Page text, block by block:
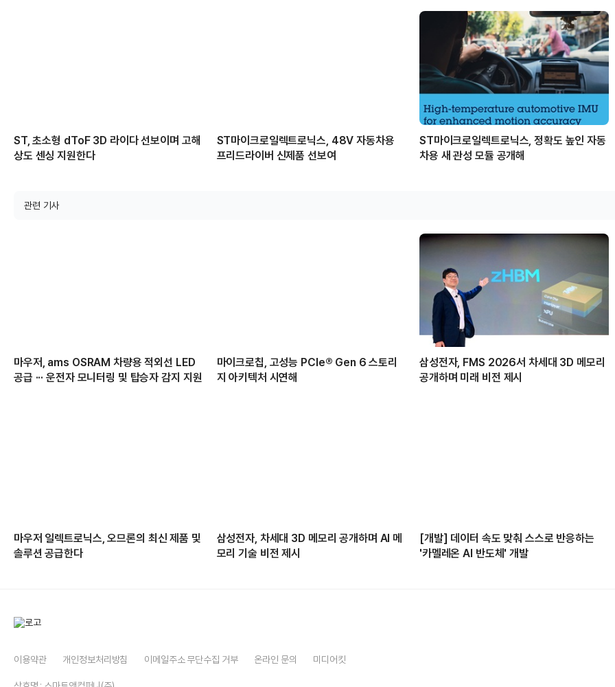
ST, 초소형 dToF 3D 라이다 선보이며 고해
상도 센싱 지원한다
ST마이크로일렉트로닉스, 48V 자동차용
프리드라이버 신제품 선보여
ST마이크로일렉트로닉스, 정확도 높인 자동
차용 새 관성 모듈 공개해
관련 기사
마우저, ams OSRAM 차량용 적외선 LED
공급 ··· 운전자 모니터링 및 탑승자 감지 지원
마이크로칩, 고성능 PCIe® Gen 6 스토리
지 아키텍처 시연해
삼성전자, FMS 2026서 차세대 3D 메모리
공개하며 미래 비전 제시
마우저 일렉트로닉스, 오므론의 최신 제품 및
솔루션 공급한다
삼성전자, 차세대 3D 메모리 공개하며 AI 메
모리 기술 비전 제시
[개발] 데이터 속도 맞춰 스스로 반응하는
'카멜레온 AI 반도체' 개발
이용약관 개인정보처리방침 이메일주소 무단수집 거부 온라인 문의 미디어킷